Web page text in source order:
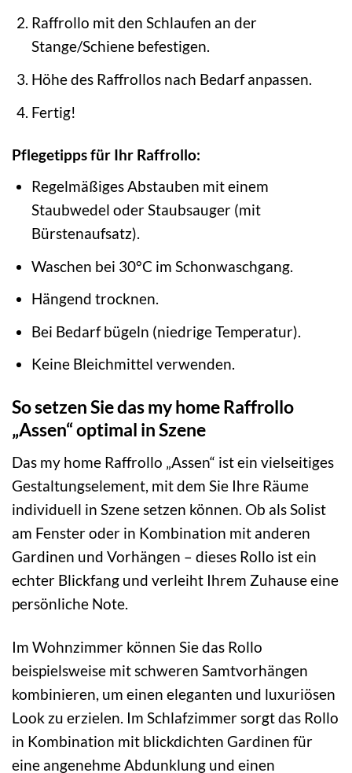
Raffrollo mit den Schlaufen an der
Stange/Schiene befestigen.
Höhe des Raffrollos nach Bedarf anpassen.
Fertig!
Pflegetipps für Ihr Raffrollo:
Regelmäßiges Abstauben mit einem
Staubwedel oder Staubsauger (mit
Bürstenaufsatz).
Waschen bei 30°C im Schonwaschgang.
Hängend trocknen.
Bei Bedarf bügeln (niedrige Temperatur).
Keine Bleichmittel verwenden.
So setzen Sie das my home Raffrollo
„Assen“ optimal in Szene
Das my home Raffrollo „Assen“ ist ein vielseitiges
Gestaltungselement, mit dem Sie Ihre Räume
individuell in Szene setzen können. Ob als Solist
am Fenster oder in Kombination mit anderen
Gardinen und Vorhängen – dieses Rollo ist ein
echter Blickfang und verleiht Ihrem Zuhause eine
persönliche Note.
Im Wohnzimmer können Sie das Rollo
beispielsweise mit schweren Samtvorhängen
kombinieren, um einen eleganten und luxuriösen
Look zu erzielen. Im Schlafzimmer sorgt das Rollo
in Kombination mit blickdichten Gardinen für
eine angenehme Abdunklung und einen